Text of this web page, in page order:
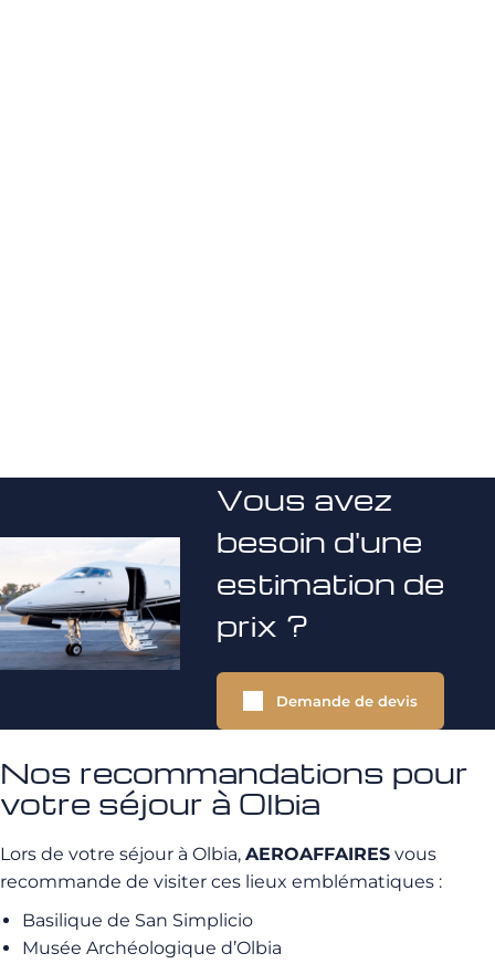
Vous avez
besoin d'une
estimation de
prix ?
Demande de devis
Nos recommandations pour
votre séjour à Olbia
Lors de votre séjour à Olbia, AEROAFFAIRES vous
recommande de visiter ces lieux emblématiques :
Basilique de San Simplicio
Musée Archéologique d’Olbia